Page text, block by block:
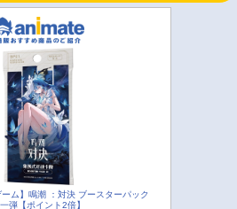
ーム】鳴潮 ：対決 ブースターパック
弾【ポイント2倍】